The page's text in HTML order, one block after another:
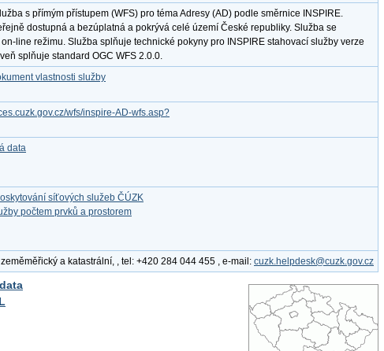
s přímým přístupem (WFS) pro téma Adresy (AD) podle směrnice INSPIRE.
dostupná a bezúplatná a pokrývá celé území České republiky. Služba se
line režimu. Služba splňuje technické pokyny pro INSPIRE stahovací služby verze
splňuje standard OGC WFS 2.0.0.
vlastnosti služby
wfs/inspire-AD-wfs.asp?
data
síťových služeb ČÚZK
počtem prvků a prostorem
a katastrální, , tel: +420 284 044 455 , e-mail: cuzk.helpdesk@cuzk.gov.cz